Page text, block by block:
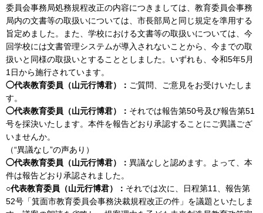
委員会事務局処務規程改正の内容につきましては、教育委員会事務
局内の文書等の取扱いについては、市長部局と同じ規定を準用する
旨定めました。また、学校における文書等の取扱いについては、今
回学校には文書管理システムが導入されないことから、今までの取
扱いと同様の取扱いとすることとしました。いずれも、令和5年5月
1日から施行されています。
◯代表教育委員（山元行博君）： ご質問、ご意見をお受けいたしま
す。
◯代表教育委員（山元行博君）： それでは報告第50号及び報告第51
号を採決いたします。本件を報告どおり承認することにご異議ござ
いませんか。
（“異議なし”の声あり）
◯代表教育委員（山元行博君）： 異議なしと認めます。よって、本
件は報告どおり承認されました。
○代表教育委員（山元行博君）： それでは次に、日程第11、報告第
52号「箕面市教育委員会事務決裁規程改正の件」を議題といたしま